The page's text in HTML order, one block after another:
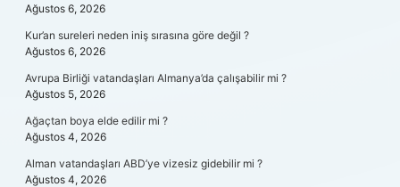
Ağustos 6, 2026
Kur’an sureleri neden iniş sırasına göre değil ?
Ağustos 6, 2026
Avrupa Birliği vatandaşları Almanya’da çalışabilir mi ?
Ağustos 5, 2026
Ağaçtan boya elde edilir mi ?
Ağustos 4, 2026
Alman vatandaşları ABD’ye vizesiz gidebilir mi ?
Ağustos 4, 2026